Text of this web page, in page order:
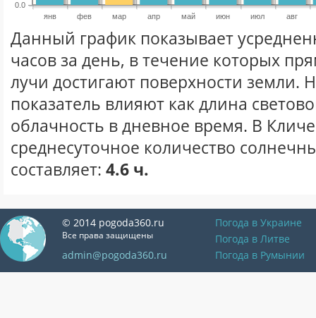
янв фев мар апр май июн июл авг
0.0
Данный график показывает
часов за день, в течение которых
лучи достигают поверхности земли.
показатель влияют как длина
облачность в дневное время. В
среднесуточное количество
составляет: 4.6 ч.
© 2014 pogoda360.ru
Все права защищены
admin@pogoda360.ru
Погода в Украине
Погода в Литве
Погода в Румынии